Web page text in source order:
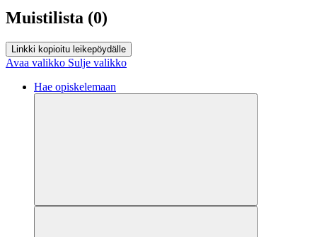
Muistilista (0)
Linkki kopioitu leikepöydälle
Avaa valikko Sulje valikko
Hae opiskelemaan